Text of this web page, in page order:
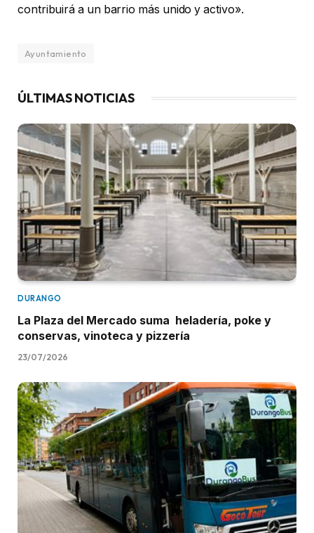
contribuirá a un barrio más unido y activo».
Ayuntamiento
ÚLTIMAS NOTICIAS
DURANGO
La Plaza del Mercado suma heladería, poke y
conservas, vinoteca y pizzería
23/07/2026